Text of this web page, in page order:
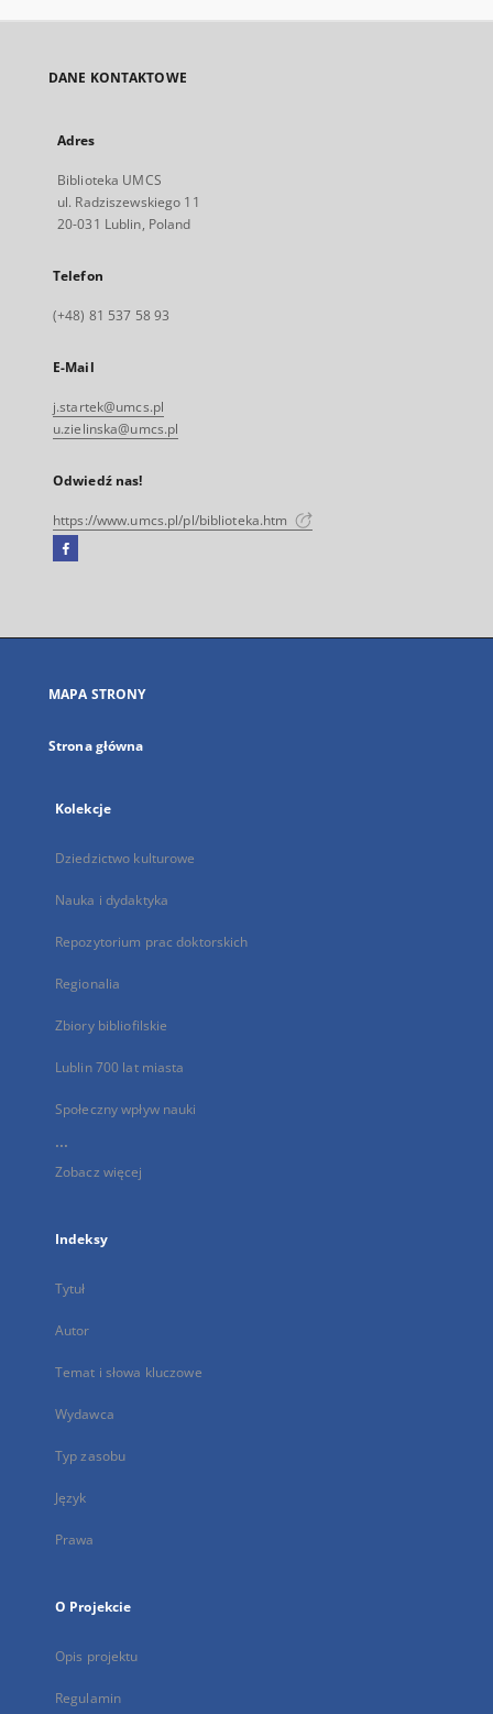
DANE KONTAKTOWE
Adres
Biblioteka UMCS
ul. Radziszewskiego 11
20-031 Lublin, Poland
Telefon
(+48) 81 537 58 93
E-Mail
j.startek@umcs.pl
u.zielinska@umcs.pl
Odwiedź nas!
https://www.umcs.pl/pl/biblioteka.htm
Facebook
się
karcie
MAPA STRONY
Strona główna
Kolekcje
Dziedzictwo kulturowe
Nauka i dydaktyka
Repozytorium prac doktorskich
Regionalia
Zbiory bibliofilskie
Lublin 700 lat miasta
Społeczny wpływ nauki
...
Zobacz więcej
Indeksy
Tytuł
Autor
Temat i słowa kluczowe
Wydawca
Typ zasobu
Język
Prawa
O Projekcie
Opis projektu
Regulamin